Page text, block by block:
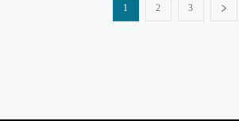
1 2 3